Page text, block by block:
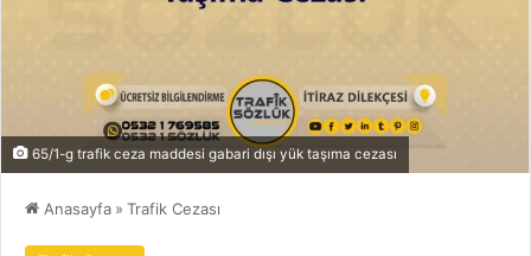
65/1-g trafik ceza maddesi gabari dışı yük taşıma cezası
Anasayfa » Trafik Cezası